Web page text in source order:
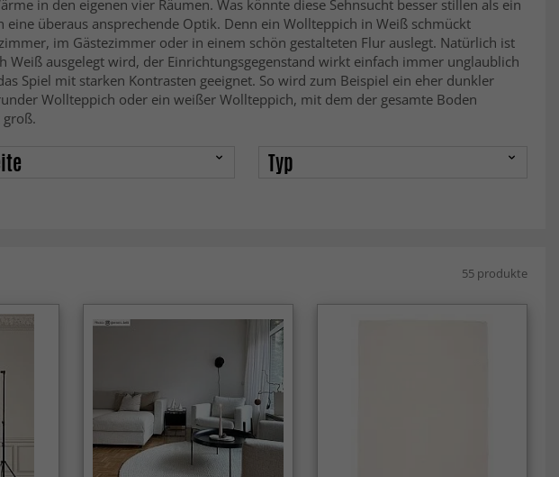
in den eigenen vier Räumen. Was könnte diese Sehnsucht besser stillen als ein
überaus ansprechende Optik. Denn ein Wollteppich in Weiß schmückt
im Gästezimmer oder in einem schön gestalteten Flur auslegt. Natürlich ist
ausgelegt wird, der Einrichtungsgegenstand wirkt einfach immer unglaublich
Spiel mit starken Kontrasten geeignet. So wird zum Beispiel ein eher dunkler
Wollteppich oder ein weißer Wollteppich, mit dem der gesamte Boden
Typ
55 produkte